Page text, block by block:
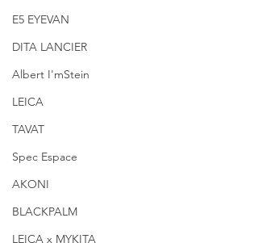
E5 EYEVAN
DITA LANCIER
Albert I'mStein
LEICA
TAVAT
Spec Espace
AKONI
BLACKPALM
LEICA x MYKITA